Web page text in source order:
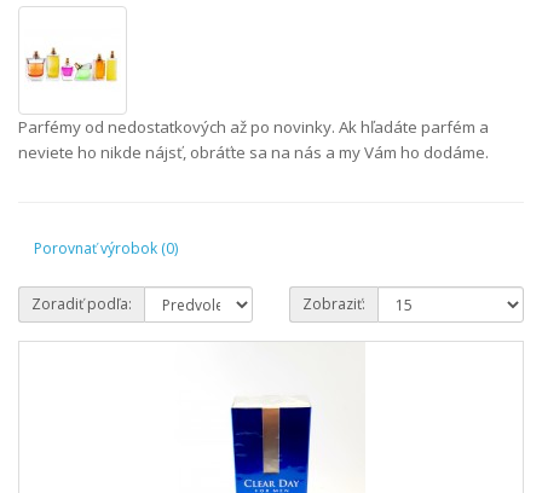
Parfémy od nedostatkových až po novinky. Ak hľadáte parfém a
neviete ho nikde nájsť, obráťte sa na nás a my Vám ho dodáme.
Porovnať výrobok (0)
Zoradiť podľa: Zobraziť: